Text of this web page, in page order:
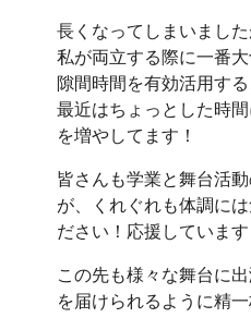
長くなってしまいまし
私が両立する際に一番
隙間時間を有効活用する
最近はちょっとした時
を増やしてます！
皆さんも学業と舞台活
が、くれぐれも体調に
ださい！応援しています
この先も様々な舞台に
を届けられるように精一